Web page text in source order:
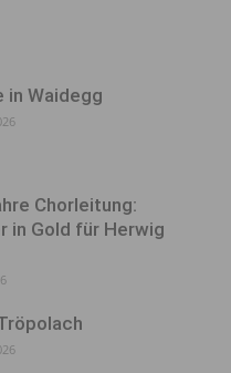
in Waidegg
Chorleitung:
in Gold für Herwig